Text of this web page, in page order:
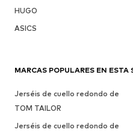
HUGO
ASICS
MARCAS POPULARES EN ESTA
Jerséis de cuello redondo de
TOM TAILOR
Jerséis de cuello redondo de